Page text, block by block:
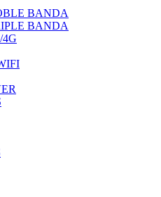
BANDA
BANDA